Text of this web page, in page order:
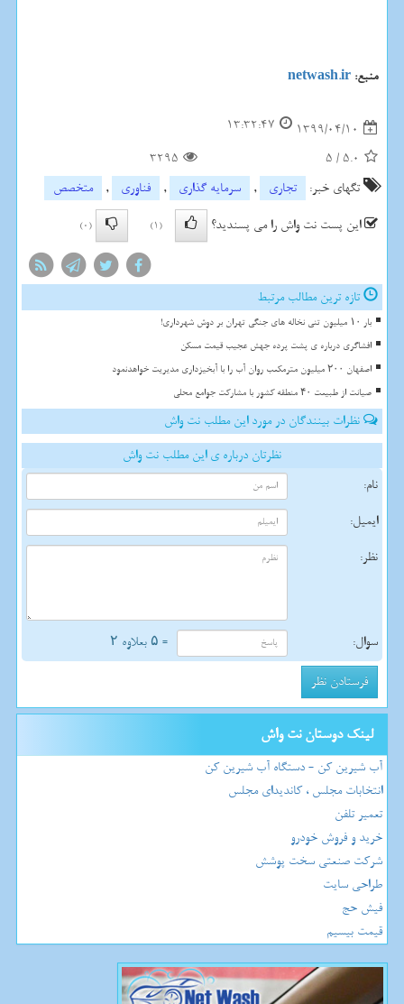
منبع: netwash.ir
1399/04/10
13:32:47
5.0
/
5
3295
تگهای خبر:
تجاری , سرمایه گذاری , فناوری ,
متخصص
این پست نت واش را می پسندید؟
(1)
(0)
تازه ترین مطالب مرتبط
بار ۱۰ میلیون تنی نخاله های جنگی تهران بر دوش شهرداری!
افشاگری درباره ی پشت پرده جهش عجیب قیمت مسکن
اصفهان ۲۰۰ میلیون مترمکعب روان آب را با آبخیزداری مدیریت خواهدنمود
صیانت از طبیعت ۴۰ منطقه کشور با مشارکت جوامع محلی
نظرات بینندگان در مورد این مطلب نت واش
نظرتان درباره ی این مطلب نت واش
نام:
ایمیل:
نظر:
سوال: = ۵ بعلاوه ۲
لینک دوستان نت واش
آب شیرین کن - دستگاه آب شیرین کن
انتخابات مجلس ، کاندیدای مجلس
تعمیر تلفن
خرید و فروش خودرو
شرکت صنعتی سخت پوشش
طراحی سایت
فیش حج
قیمت بیسیم